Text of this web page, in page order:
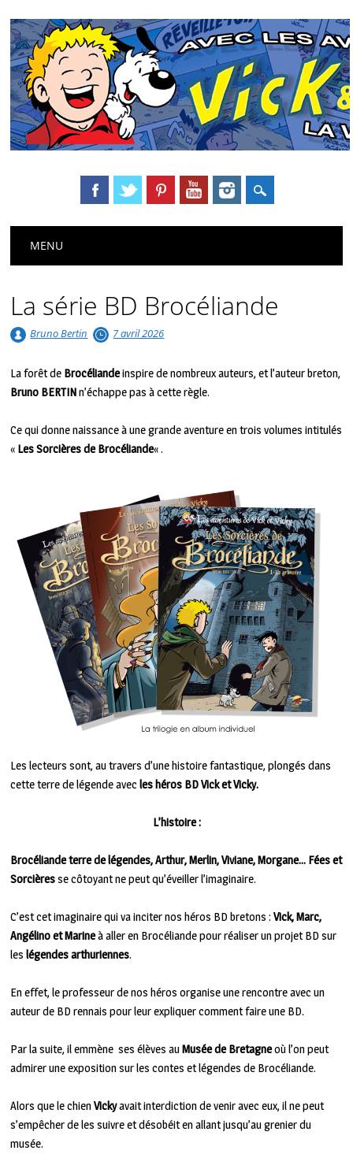
Main menu
MENU
La série BD Brocéliande
Bruno Bertin 7 avril 2026
La forêt de Brocéliandeinspire de nombreux auteurs, et l’auteur breton,
Bruno BERTINn’échappe pas à cette règle.
Ce qui donne naissance à une grande aventure en trois volumes intitulés
« Les Sorcières de Brocéliande« .
Les lecteurs sont, au travers d’une histoire fantastique, plongés dans
cette terre de légende avecles héros BD Vick et Vicky.
L’histoire :
Brocéliande terre de légendes, Arthur, Merlin, Viviane, Morgane… Fées et
Sorcièresse côtoyant ne peut qu’éveiller l’imaginaire.
C’est cet imaginaire qui va inciter nos héros BD bretons :Vick, Marc,
Angélino et Marineà aller en Brocéliande pour réaliser un projet BD sur
leslégendes arthuriennes.
En effet, le professeur de nos héros organise une rencontre avec un
auteur de BD rennais pour leur expliquer comment faire une BD.
Par la suite, il emmène ses élèves auMusée de Bretagneoù l’on peut
admirer une exposition sur les contes et légendes de Brocéliande.
Alors que le chienVickyavait interdiction de venir avec eux, il ne peut
s’empêcher de les suivre et désobéit en allant jusqu’au grenier du
musée.